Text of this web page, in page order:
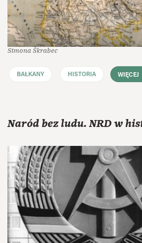
Simona Škrabec
BAŁKANY HISTORIA WIĘCEJ
Naród bez ludu. NRD w